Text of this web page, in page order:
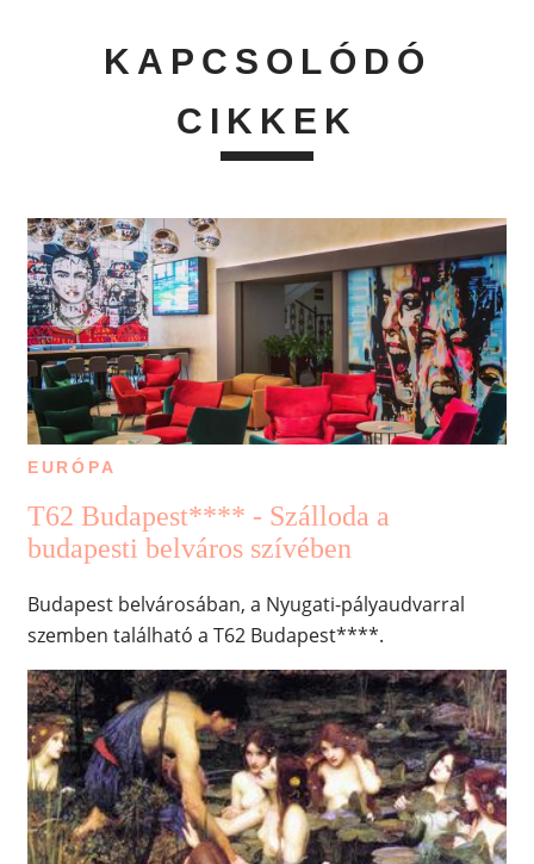
KAPCSOLÓDÓ
CIKKEK
EURÓPA
T62 Budapest**** - Szálloda a
budapesti belváros szívében
Budapest belvárosában, a Nyugati-pályaudvarral
szemben található a T62 Budapest****.